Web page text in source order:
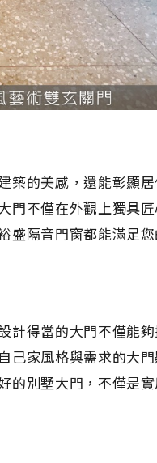
築的美感，還能彰顯
門不僅在外觀上獨具
盛隔音門窗都能滿足
得當的大門不僅能夠
家風格與需求的大門
的別墅大門，不僅是